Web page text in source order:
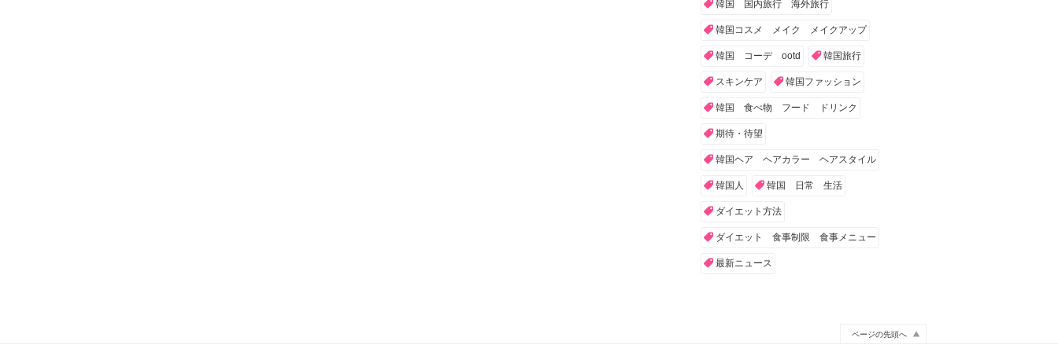
韓国 国内旅行 海外旅行
韓国コスメ メイク メイクアップ
韓国 コーデ ootd 韓国旅行
スキンケア 韓国ファッション
韓国 食べ物 フード ドリンク
期待・待望
韓国ヘア ヘアカラー ヘアスタイル
韓国人 韓国 日常 生活
ダイエット方法
ダイエット 食事制限 食事メニュー
最新ニュース
ページの先頭へ